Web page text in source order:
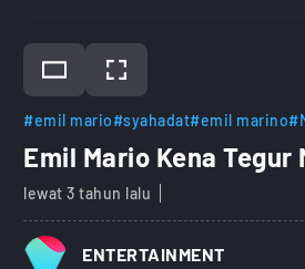
#emil mario#syahadat#emil marino
Emil Mario Kena
lewat 3 tahun lalu
ENTERTAINMENT